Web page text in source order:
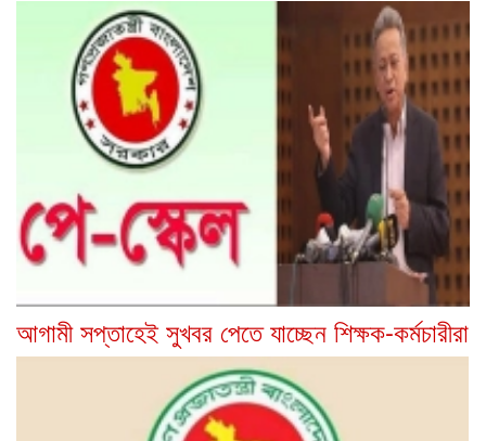
আগামী সপ্তাহেই সুখবর পেতে যাচ্ছেন শিক্ষক-কর্মচারীরা